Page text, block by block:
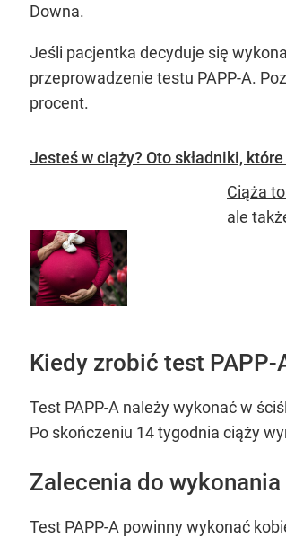
Downa.
Jeśli pacjentka decyduje się
przeprowadzenie testu PAPP-A.
procent.
Jesteś w ciąży? Oto składniki,
Ciąża
ale
Kiedy zrobić test PAPP-
Test PAPP-A należy wykonać w
Po skończeniu 14 tygodnia ciąży
Zalecenia do
Test PAPP-A powinny wykonać